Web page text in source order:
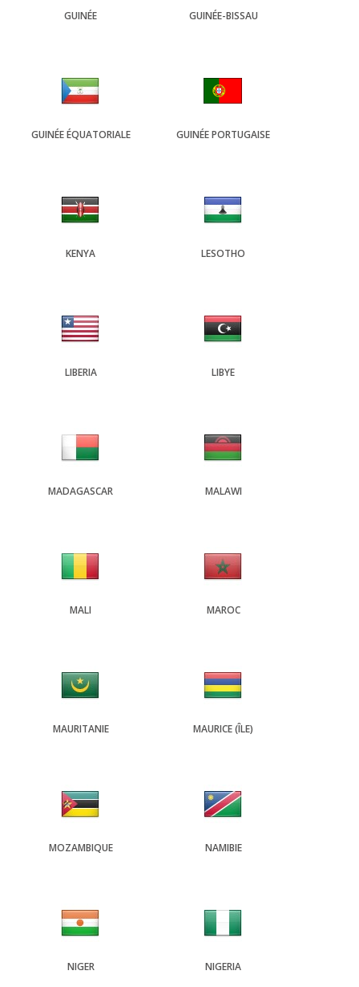
GUINÉE GUINÉE-BISSAU
GUINÉE ÉQUATORIALE GUINÉE PORTUGAISE
KENYA LESOTHO
LIBERIA LIBYE
MADAGASCAR MALAWI
MALI MAROC
MAURITANIE MAURICE (ÎLE)
MOZAMBIQUE NAMIBIE
NIGER NIGERIA